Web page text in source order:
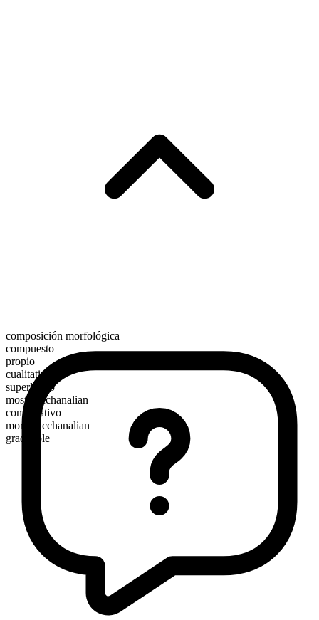
composición morfológica
compuesto
propio
cualitativo
superlativo
most bacchanalian
comparativo
more bacchanalian
graduable